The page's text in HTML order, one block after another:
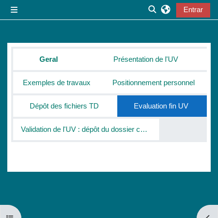
Alternar a entrada
Entrar
Geral Présentation de l'UV
Exemples de travaux Positionnement personnel
Dépôt des fichiers TD Evaluation fin UV
Validation de l'UV : dépôt du dossier complet